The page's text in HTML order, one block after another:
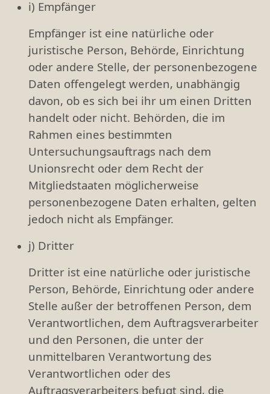
i) Empfänger
Empfänger ist eine natürliche oder
juristische Person, Behörde, Einrichtung
oder andere Stelle, der personenbezogene
Daten offengelegt werden, unabhängig
davon, ob es sich bei ihr um einen Dritten
handelt oder nicht. Behörden, die im
Rahmen eines bestimmten
Untersuchungsauftrags nach dem
Unionsrecht oder dem Recht der
Mitgliedstaaten möglicherweise
personenbezogene Daten erhalten, gelten
jedoch nicht als Empfänger.
j) Dritter
Dritter ist eine natürliche oder juristische
Person, Behörde, Einrichtung oder andere
Stelle außer der betroffenen Person, dem
Verantwortlichen, dem Auftragsverarbeiter
und den Personen, die unter der
unmittelbaren Verantwortung des
Verantwortlichen oder des
Auftragsverarbeiters befugt sind, die